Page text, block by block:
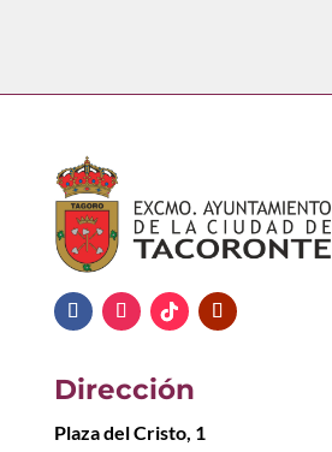
Dirección
Plaza del Cristo, 1